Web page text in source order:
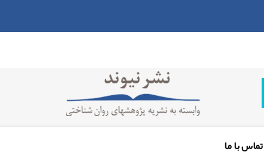
تماس با ما